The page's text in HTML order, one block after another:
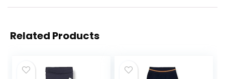
Related Products